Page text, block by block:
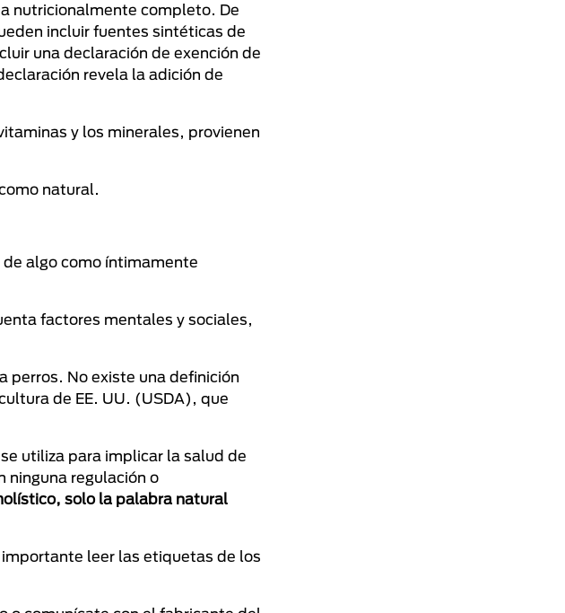
nutricionalmente completo. De
incluir fuentes sintéticas de
una declaración de exención de
revela la adición de
y los minerales, provienen
natural.
algo como íntimamente
factores mentales y sociales,
perros. No existe una definición
de EE. UU. (USDA), que
utiliza para implicar la salud de
ninguna regulación o
solo la palabra natural
leer las etiquetas de los